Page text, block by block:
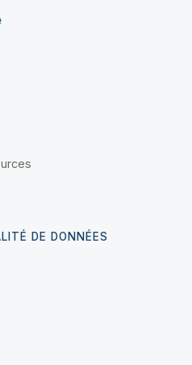
DE DONNÉES